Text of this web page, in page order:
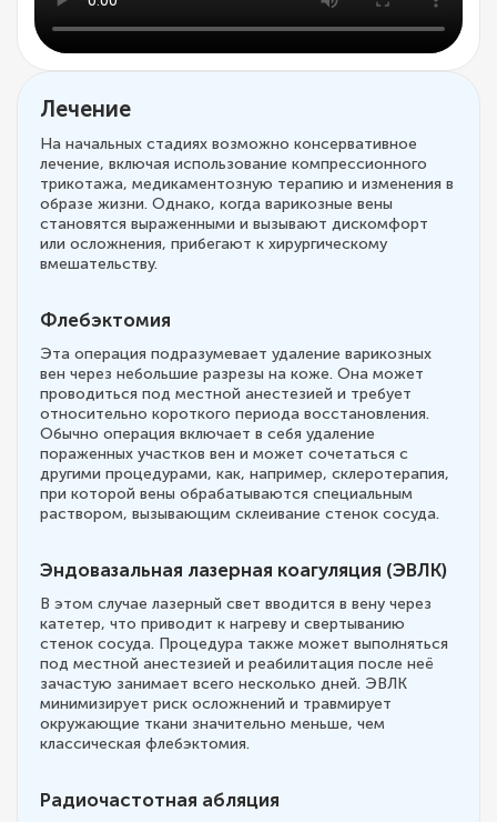
Лечение
На начальных стадиях возможно консервативное
лечение, включая использование компрессионного
трикотажа, медикаментозную терапию и изменения в
образе жизни. Однако, когда варикозные вены
становятся выраженными и вызывают дискомфорт
или осложнения, прибегают к хирургическому
вмешательству.
Флебэктомия
Эта операция подразумевает удаление варикозных
вен через небольшие разрезы на коже. Она может
проводиться под местной анестезией и требует
относительно короткого периода восстановления.
Обычно операция включает в себя удаление
пораженных участков вен и может сочетаться с
другими процедурами, как, например, склеротерапия,
при которой вены обрабатываются специальным
раствором, вызывающим склеивание стенок сосуда.
Эндовазальная лазерная коагуляция (ЭВЛК)
В этом случае лазерный свет вводится в вену через
катетер, что приводит к нагреву и свертыванию
стенок сосуда. Процедура также может выполняться
под местной анестезией и реабилитация после неё
зачастую занимает всего несколько дней. ЭВЛК
минимизирует риск осложнений и травмирует
окружающие ткани значительно меньше, чем
классическая флебэктомия.
Радиочастотная абляция